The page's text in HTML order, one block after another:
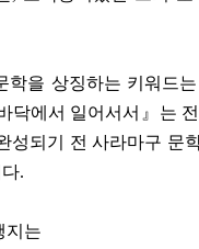
학을 상징하는 키워드
닥에서 일어서서』는
성되기 전 사라마구 문
.
지는